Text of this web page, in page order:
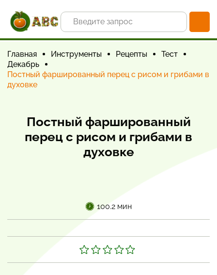
Главная Инструменты Рецепты
Тест
Декабрь
Постный фаршированный перец с рисом и грибами в
духовке
Постный фаршированный
перец с рисом и грибами в
духовке
100.2 мин